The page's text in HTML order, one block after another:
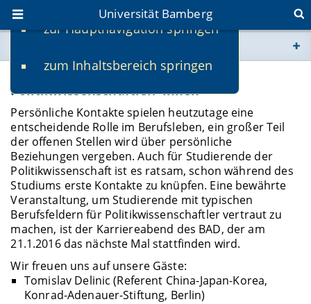
zur Hauptnavigation springen
zum Inhaltsbereich springen
Universität Bamberg
www.uni-bamberg.de
univis.uni-bamberg.de
fis.uni-bamberg.de
Karriereabend "Berufsfelder für
Politikwissenschaftler/-innen"
Persönliche Kontakte spielen heutzutage eine
entscheidende Rolle im Berufsleben, ein großer Teil
der offenen Stellen wird über persönliche
Beziehungen vergeben. Auch für Studierende der
Politikwissenschaft ist es ratsam, schon während des
Studiums erste Kontakte zu knüpfen. Eine bewährte
Veranstaltung, um Studierende mit typischen
Berufsfeldern für Politikwissenschaftler vertraut zu
machen, ist der Karriereabend des BAD, der am
21.1.2016 das nächste Mal stattfinden wird.
Wir freuen uns auf unsere Gäste:
Tomislav Delinic (Referent China-Japan-Korea,
Konrad-Adenauer-Stiftung, Berlin)